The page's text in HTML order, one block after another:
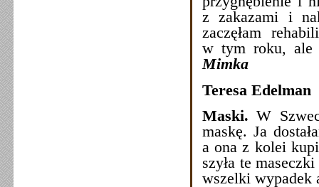
z zakazami i
zaczęłam
w tym roku, ale
Mimka
Teresa Edelman
Maski.W
maskę. Ja
a ona z kolei
szyła te
wszelki wypadek